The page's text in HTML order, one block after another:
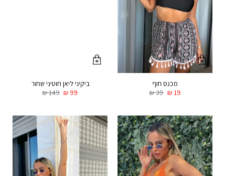
מכנס חוף
₪39 ₪19
ביקיני ליאן חוטיני שחור
₪149 ₪ 99